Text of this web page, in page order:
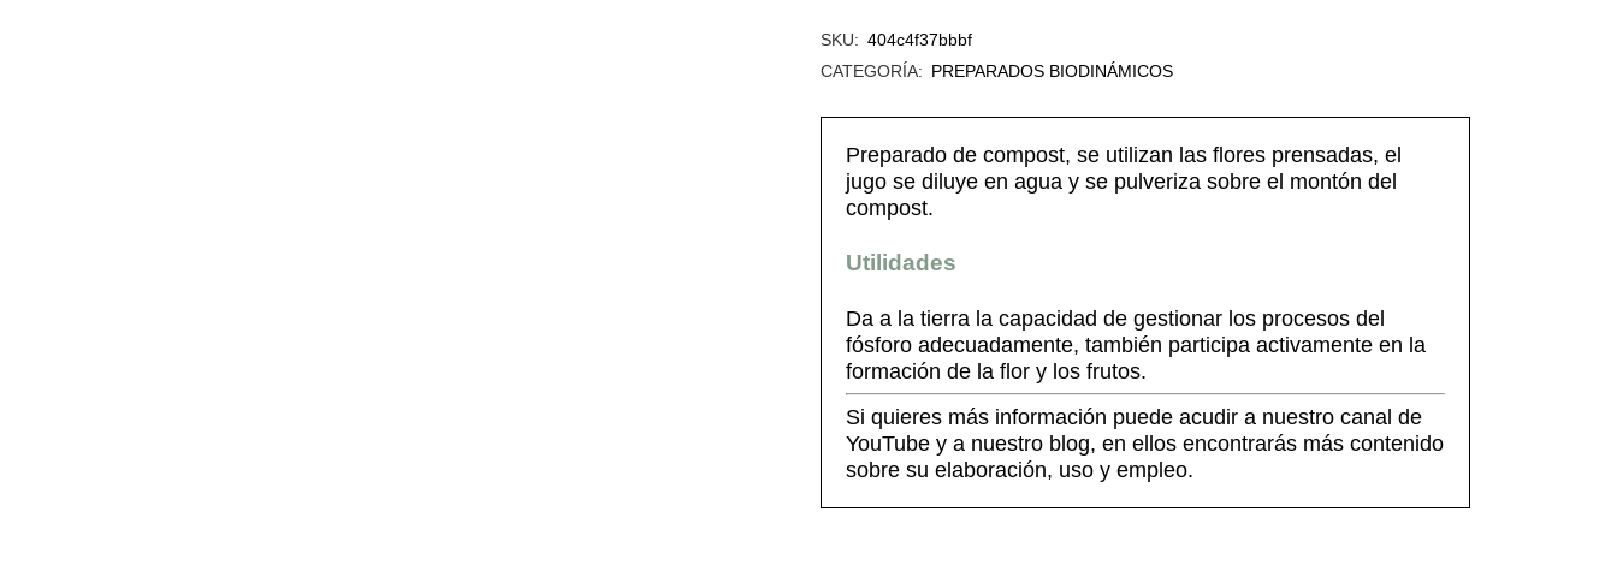
SKU: 404c4f37bbbf
CATEGORÍA: PREPARADOS BIODINÁMICOS
Preparado de compost, se utilizan las flores prensadas, el
jugo se diluye en agua y se pulveriza sobre el montón del
compost.
Utilidades
Da a la tierra la capacidad de gestionar los procesos del
fósforo adecuadamente, también participa activamente en la
formación de la flor y los frutos.
Si quieres más información puede acudir a nuestro canal de
YouTube y a nuestro blog, en ellos encontrarás más contenido
sobre su elaboración, uso y empleo.